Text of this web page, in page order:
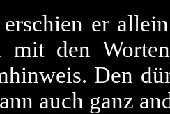
erschien er
mit den
Den
auch ganz